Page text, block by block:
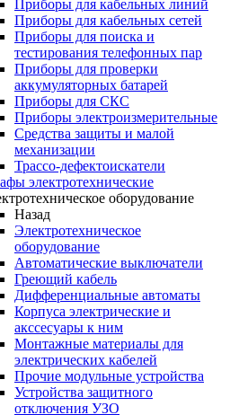
Приборы для кабельных линий
Приборы для кабельных сетей
Приборы для поиска и
тестирования телефонных пар
Приборы для проверки
аккумуляторных батарей
Приборы для СКС
Приборы электроизмерительные
Средства защиты и малой
механизации
Трассо-дефектоискатели
электротехнические
оборудование
Назад
Электротехническое
оборудование
Автоматические выключатели
Греющий кабель
Дифференциальные автоматы
Корпуса электрические и
акссесуары к ним
Монтажные материалы для
электрических кабелей
Прочие модульные устройства
Устройства защитного
отключения УЗО